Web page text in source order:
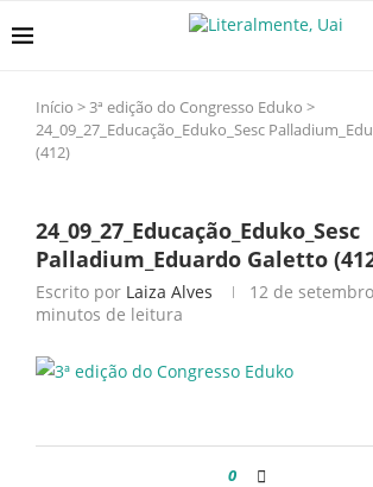
Início >3ª edição do Congresso Eduko >
24_09_27_Educação_Eduko_Sesc
(412)
24_09_27_Educação_Eduko_Sesc
Palladium_Eduardo Galetto
Escrito por Laiza Alves 12 de
minutos de leitura
0